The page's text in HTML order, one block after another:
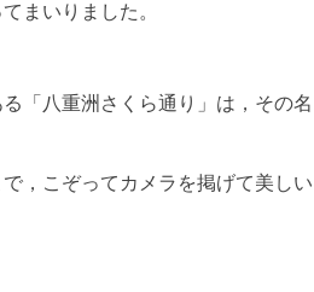
まいりました。
「八重洲さくら通り」は，その名
，こぞってカメラを掲げて美しい